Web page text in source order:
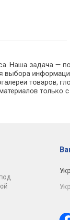
Наша задача —
выбора
товаров,
только